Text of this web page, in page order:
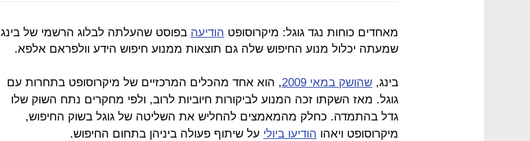
מאחדים כוחות נגד גוגל: מיקרוסופט הודיעה בפוסט שהעלתה לבלוג הרשמי של בינג
שמעתה יכלול מנוע החיפוש שלה גם תוצאות ממנוע חיפוש הידע וולפראם אלפא.
בינג, שהושק במאי 2009
, הוא אחד מהכלים המרכזיים של מיקרוסופט בתחרות עם
גוגל. מאז השקתו זכה המנוע לביקורות חיוביות לרוב, ולפי מחקרים נתח השוק שלו
גדל בהתמדה. כחלק מהמאמצים להחליש את השליטה של גוגל בשוק החיפוש,
מיקרוסופט ויאהו הודיעו ביולי על שיתוף פעולה ביניהן בתחום החיפוש.